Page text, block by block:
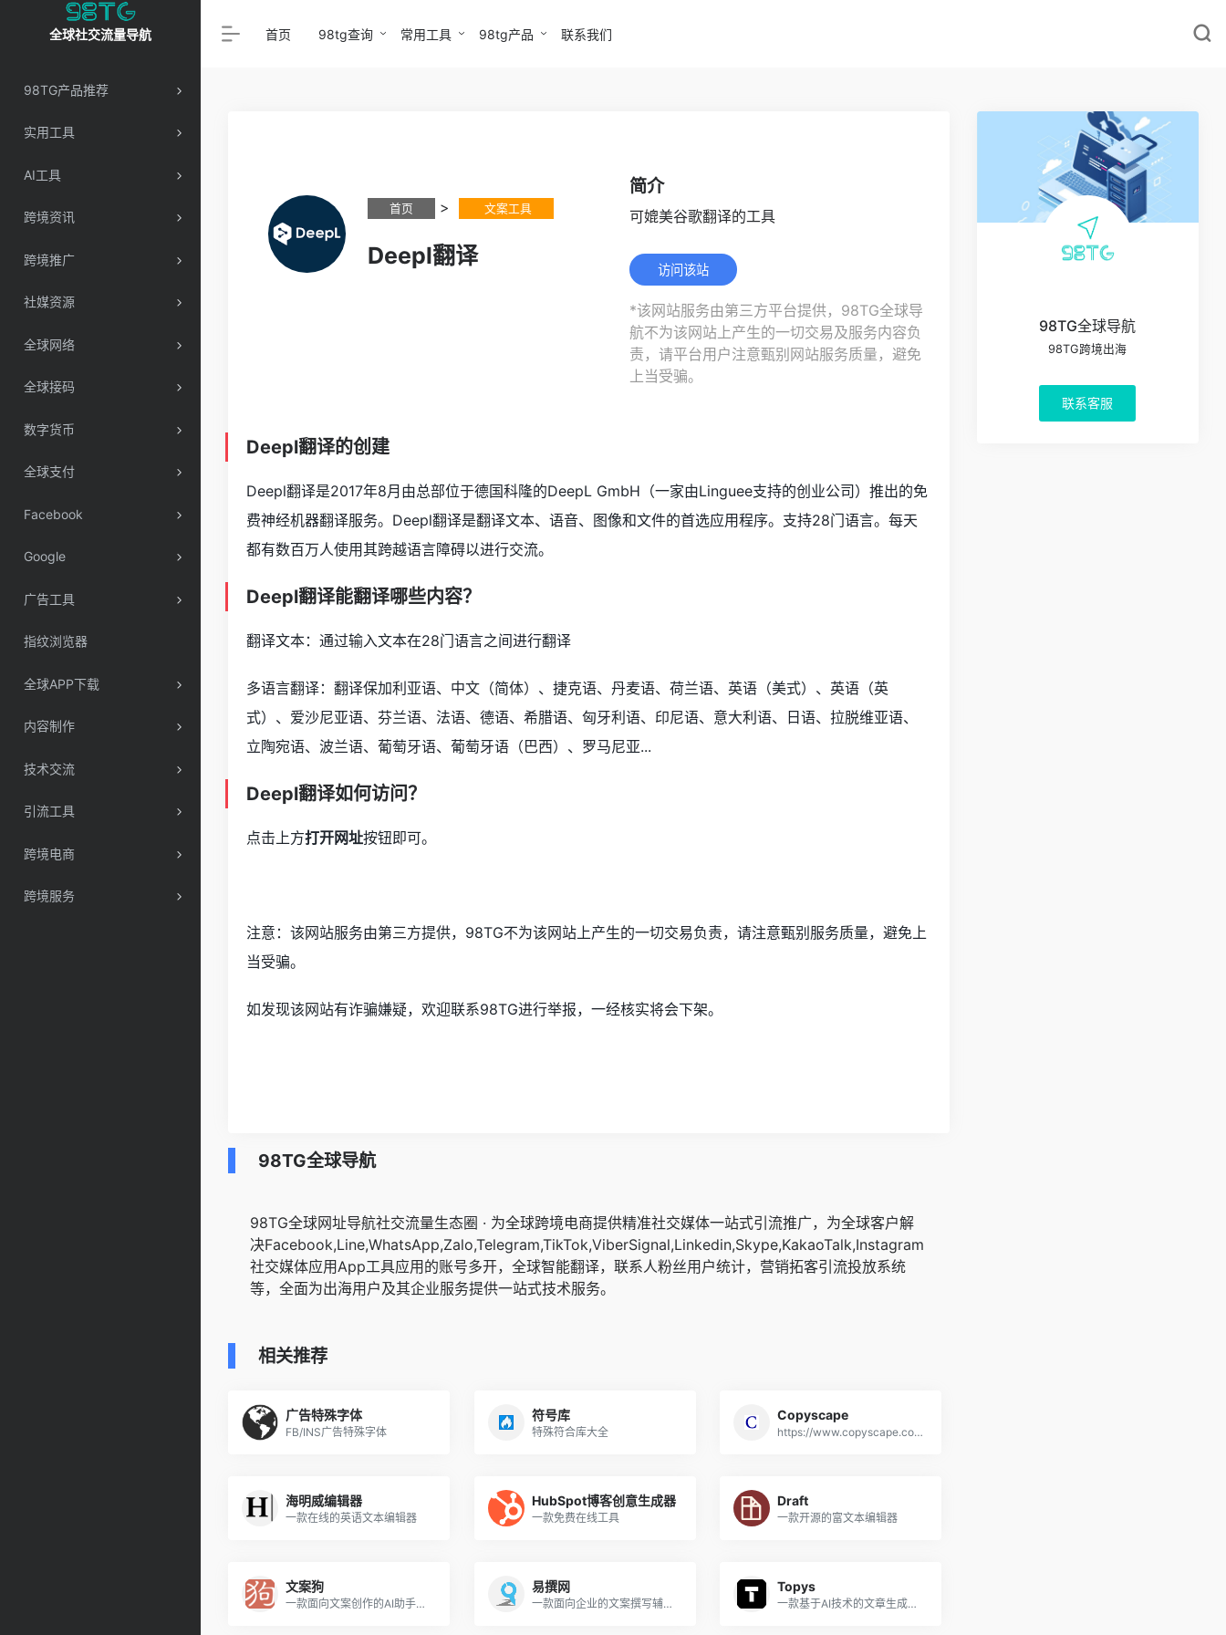
全球社交流量导航
98TG产品推荐
实用工具
AI工具
跨境资讯
跨境推广
社媒资源
全球网络
全球接码
数字货币
全球支付
Facebook
Google
广告工具
指纹浏览器
全球APP下载
内容制作
技术交流
引流工具
跨境电商
跨境服务
首页 98tg查询 常用工具 98tg产品 联系我们
首页 > 文案工具
Deepl翻译
简介
可媲美谷歌翻译的工具
访问该站
*该网站服务由第三方平台提供，98TG全球导
航不为该网站上产生的一切交易及服务内容负
责，请平台用户注意甄别网站服务质量，避免
上当受骗。
Deepl翻译的创建
Deepl翻译是2017年8月由总部位于德国科隆的DeepL GmbH（一家由Linguee支持的创业公司）推出的免
费神经机器翻译服务。Deepl翻译是翻译文本、语音、图像和文件的首选应用程序。支持28门语言。每天
都有数百万人使用其跨越语言障碍以进行交流。
Deepl翻译能翻译哪些内容？
翻译文本：通过输入文本在28门语言之间进行翻译
多语言翻译：翻译保加利亚语、中文（简体）、捷克语、丹麦语、荷兰语、英语（美式）、英语（英
式）、爱沙尼亚语、芬兰语、法语、德语、希腊语、匈牙利语、印尼语、意大利语、日语、拉脱维亚语、
立陶宛语、波兰语、葡萄牙语、葡萄牙语（巴西）、罗马尼亚...
Deepl翻译如何访问？
点击上方打开网址按钮即可。
注意：该网站服务由第三方提供，98TG不为该网站上产生的一切交易负责，请注意甄别服务质量，避免上
当受骗。
如发现该网站有诈骗嫌疑，欢迎联系98TG进行举报，一经核实将会下架。
98TG全球导航
98TG全球网址导航社交流量生态圈 · 为全球跨境电商提供精准社交媒体一站式引流推广，为全球客户解
决Facebook,Line,WhatsApp,Zalo,Telegram,TikTok,ViberSignal,Linkedin,Skype,KakaoTalk,Instagram
社交媒体应用App工具应用的账号多开，全球智能翻译，联系人粉丝用户统计，营销拓客引流投放系统
等，全面为出海用户及其企业服务提供一站式技术服务。
相关推荐
广告特殊字体
FB/INS广告特殊字体
符号库
特殊符合库大全
Copyscape
https://www.copyscape.com/
海明威编辑器
一款在线的英语文本编辑器
HubSpot博客创意生成器
一款免费在线工具
Draft
一款开源的富文本编辑器
文案狗
一款面向文案创作的AI助手工具
易撰网
一款面向企业的文案撰写辅助工具
Topys
一款基于AI技术的文章生成工具
98TG全球导航
98TG跨境出海
联系客服